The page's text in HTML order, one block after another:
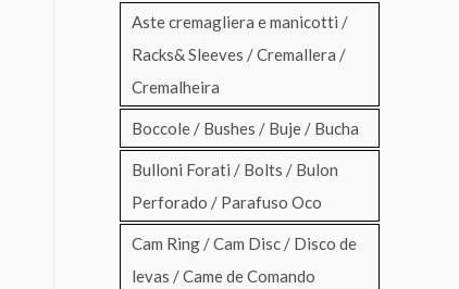
Aste cremagliera e manicotti /
Racks& Sleeves / Cremallera /
Cremalheira
Boccole / Bushes / Buje / Bucha
Bulloni Forati / Bolts / Bulon
Perforado / Parafuso Oco
Cam Ring / Cam Disc / Disco de
levas / Came de Comando